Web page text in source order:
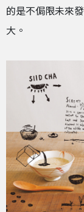
的是不侷限未來
大。